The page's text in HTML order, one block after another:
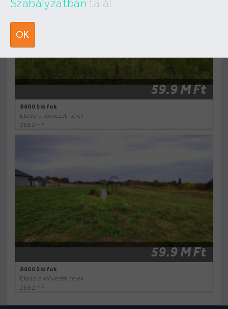
Szabályzatban talál.
OK
59.9 M Ft
8600 Siófok
Eladó lakóövezeti telek
2862 m 2
59.9 M Ft
8600 Siófok
Eladó lakóövezeti telek
2862 m 2